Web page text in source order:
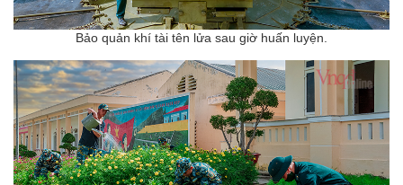
Bảo quản khí tài tên lửa sau giờ huấn luyện.